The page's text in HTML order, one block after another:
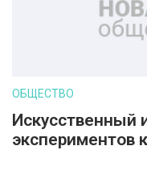
ОБЩЕСТВО
Искусственный
экспериментов